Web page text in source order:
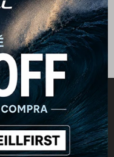
Color: Rojo Quitar filtros
Bermudas
